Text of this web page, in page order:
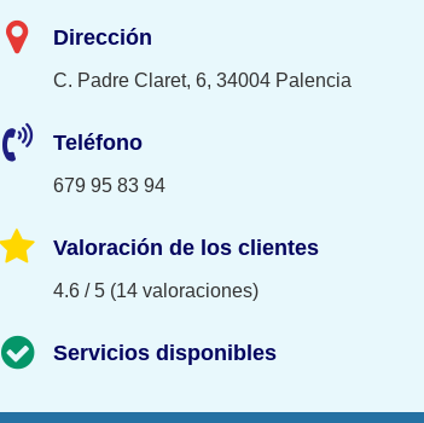
Dirección
C. Padre Claret, 6, 34004 Palencia
Teléfono
679 95 83 94
Valoración de los clientes
4.6 / 5 (14 valoraciones)
Servicios disponibles